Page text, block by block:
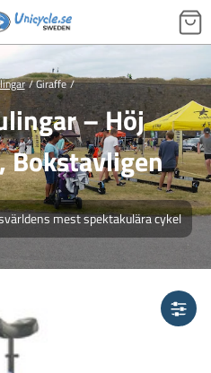
Giraffe
– Höj
Bokstavligen
mest spektakulära cykel